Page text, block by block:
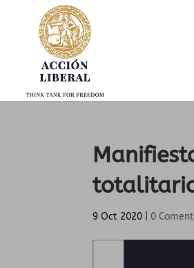
9 Oct 2020 0